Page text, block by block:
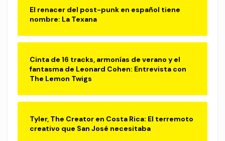
El renacer del post-punk en español tiene
nombre: La Texana
Cinta de 16 tracks, armonías de verano y el
fantasma de Leonard Cohen: Entrevista con
The Lemon Twigs
Tyler, The Creator en Costa Rica: El terremoto
creativo que San José necesitaba